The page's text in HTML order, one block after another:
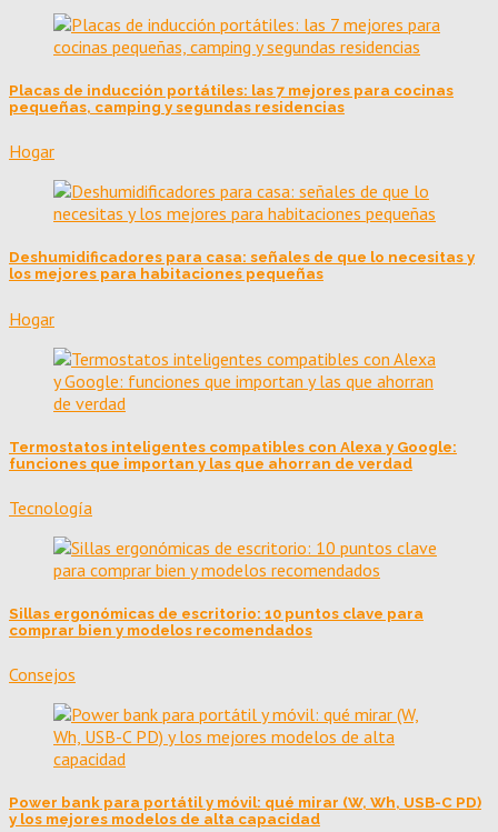
Placas de inducción portátiles: las 7 mejores para cocinas
pequeñas, camping y segundas residencias
Hogar
Deshumidificadores para casa: señales de que lo necesitas y
los mejores para habitaciones pequeñas
Hogar
Termostatos inteligentes compatibles con Alexa y Google:
funciones que importan y las que ahorran de verdad
Tecnología
Sillas ergonómicas de escritorio: 10 puntos clave para
comprar bien y modelos recomendados
Consejos
Power bank para portátil y móvil: qué mirar (W, Wh, USB-C PD)
y los mejores modelos de alta capacidad